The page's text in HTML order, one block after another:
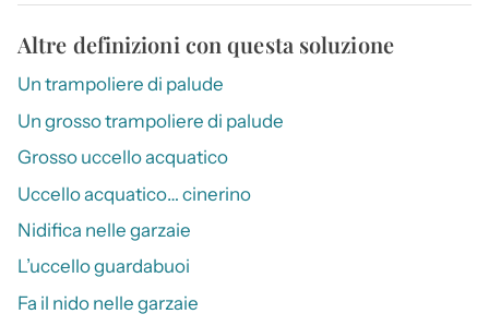
Altre definizioni con questa soluzione
Un trampoliere di palude
Un grosso trampoliere di palude
Grosso uccello acquatico
Uccello acquatico… cinerino
Nidifica nelle garzaie
L’uccello guardabuoi
Fa il nido nelle garzaie